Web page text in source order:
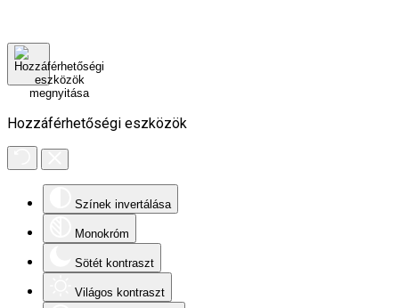
Hozzáférhetőségi eszközök
Színek invertálása
Monokróm
Sötét kontraszt
Világos kontraszt